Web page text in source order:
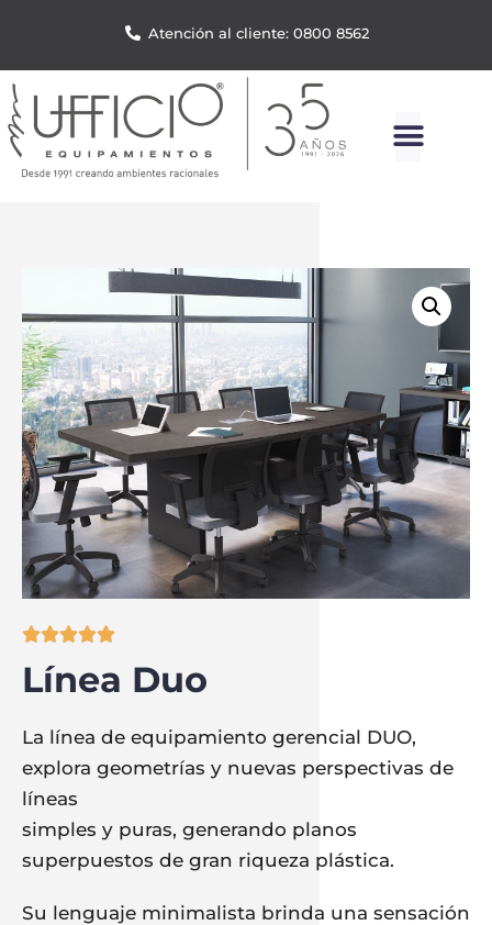
Atención al cliente: 0800 8562

Línea Duo
La línea de equipamiento gerencial DUO,
explora geometrías y nuevas perspectivas de
líneas
simples y puras, generando planos
superpuestos de gran riqueza plástica.
Su lenguaje minimalista brinda una sensación